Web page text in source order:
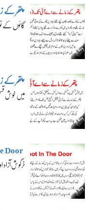
پتھر
گائوں کے
پتھر
میں خوش
Door
خرگوش